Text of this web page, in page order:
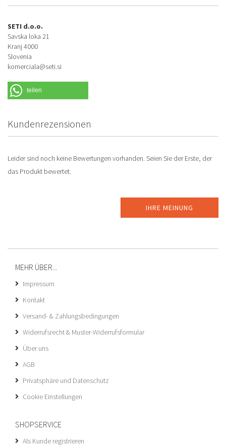
SETI d.o.o.
Savska loka 21
Kranj 4000
Slovenia
komerciala@seti.si
teilen
Kundenrezensionen
Leider sind noch keine Bewertungen vorhanden. Seien Sie der Erste, der
das Produkt bewertet.
IHRE MEINUNG
MEHR ÜBER...
Impressum
Kontakt
Versand- & Zahlungsbedingungen
Widerrufsrecht & Muster-Widerrufsformular
Über uns
AGB
Privatsphäre und Datenschutz
Cookie Einstellungen
SHOPSERVICE
Als Kunde registrieren